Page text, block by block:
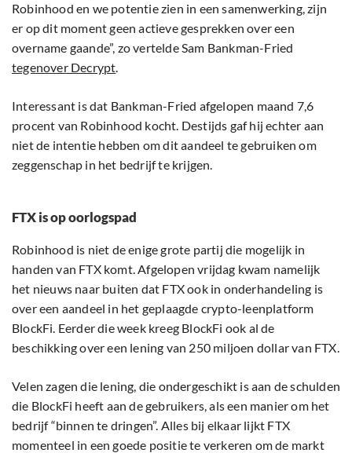
Robinhood en we potentie zien in een samenwerking, zijn
er op dit moment geen actieve gesprekken over een
overname gaande”, zo vertelde Sam Bankman-Fried
tegenover Decrypt.
Interessant is dat Bankman-Fried afgelopen maand 7,6
procent van Robinhood kocht. Destijds gaf hij echter aan
niet de intentie hebben om dit aandeel te gebruiken om
zeggenschap in het bedrijf te krijgen.
FTX is op oorlogspad
Robinhood is niet de enige grote partij die mogelijk in
handen van FTX komt. Afgelopen vrijdag kwam namelijk
het nieuws naar buiten dat FTX ook in onderhandeling is
over een aandeel in het geplaagde crypto-leenplatform
BlockFi. Eerder die week kreeg BlockFi ook al de
beschikking over een lening van 250 miljoen dollar van FTX.
Velen zagen die lening, die ondergeschikt is aan de schulden
die BlockFi heeft aan de gebruikers, als een manier om het
bedrijf “binnen te dringen”. Alles bij elkaar lijkt FTX
momenteel in een goede positie te verkeren om de markt